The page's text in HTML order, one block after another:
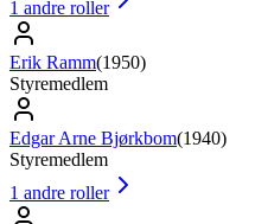
1 andre roller
Erik Ramm(1950)
Styremedlem
Edgar Arne Bjørkbom(1940)
Styremedlem
1 andre roller